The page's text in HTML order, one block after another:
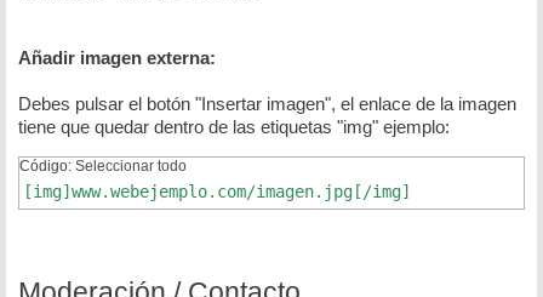
Añadir imagen externa:
Debes pulsar el botón "Insertar imagen", el enlace de la imagen
tiene que quedar dentro de las etiquetas "img" ejemplo:
Código: Seleccionar todo
[img]www.webejemplo.com/imagen.jpg[/img]